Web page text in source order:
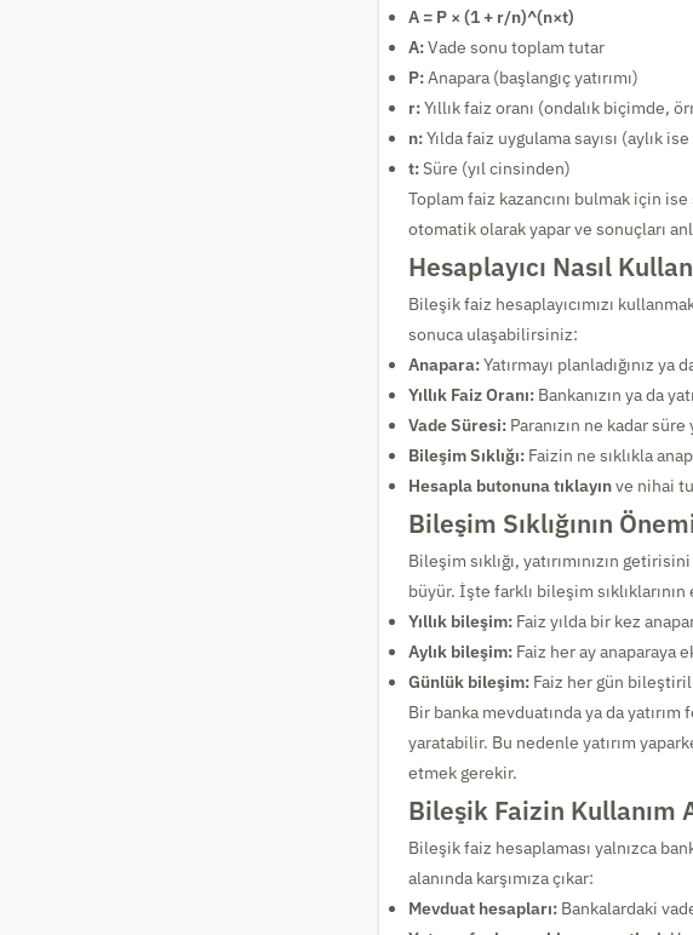
A = P × (1 + r/n)^(n×t)
A:Vade sonu toplam tutar
P:Anapara (başlangıç yatırımı)
r:Yıllık faiz oranı (ondalık biçimde,
n:Yılda faiz uygulama sayısı (aylık
t:Süre (yıl cinsinden)
Toplam faiz kazancını bulmak için
otomatik olarak yapar ve sonuçları
Hesaplayıcı Nasıl
Bileşik faiz hesaplayıcımızı
sonuca ulaşabilirsiniz:
Anapara:Yatırmayı planladığınız ya
Yıllık Faiz Oranı: Bankanızın ya da
Vade Süresi: Paranızın ne kadar
Bileşim Sıklığı: Faizin ne sıklıkla
Hesapla butonuna tıklayınve nihai
Bileşim Sıklığının
Bileşim sıklığı, yatırımınızın
büyür. İşte farklı bileşim
Yıllık bileşim: Faiz yılda bir kez
Aylık bileşim: Faiz her ay anaparaya
Günlük bileşim: Faiz her gün
Bir banka mevduatında ya da
yaratabilir. Bu nedenle yatırım
etmek gerekir.
Bileşik Faizin Kullanım
Bileşik faiz hesaplaması yalnızca
alanında karşımıza çıkar:
Mevduat hesapları: Bankalardaki